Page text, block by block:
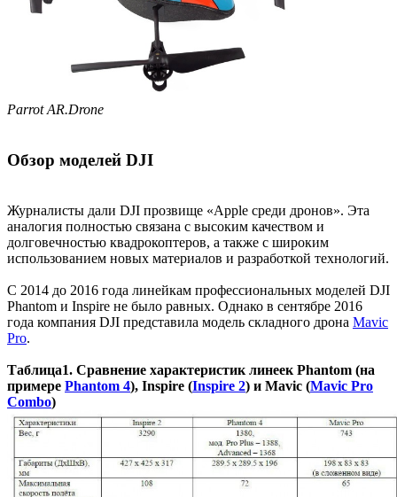
Parrot AR.Drone
Обзор моделей DJI
Журналисты дали DJI прозвище «Apple среди дронов». Эта
аналогия полностью связана с высоким качеством и
долговечностью квадрокоптеров, а также с широким
использованием новых материалов и разработкой технологий.
С 2014 до 2016 года линейкам профессиональных моделей DJI
Phantom и Inspire не было равных. Однако в сентябре 2016
года компания DJI представила модель складного дрона Mavic
Pro.
Таблица1. Сравнение характеристик линеек Phantom (на
примере Phantom 4), Inspire (Inspire 2) и Mavic (Mavic Pro
Combo)